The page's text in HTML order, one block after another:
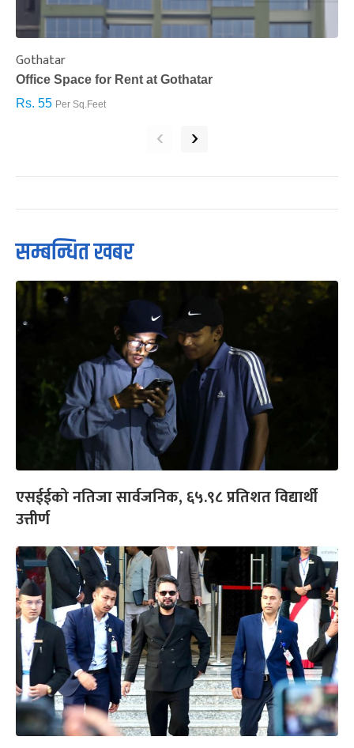
Gothatar
Office Space for Rent at Gothatar
Rs. 55 Per Sq.Feet
‹ ›
सम्बन्धित खबर
एसईईको नतिजा सार्वजनिक, ६५.९८ प्रतिशत विद्यार्थी
उत्तीर्ण